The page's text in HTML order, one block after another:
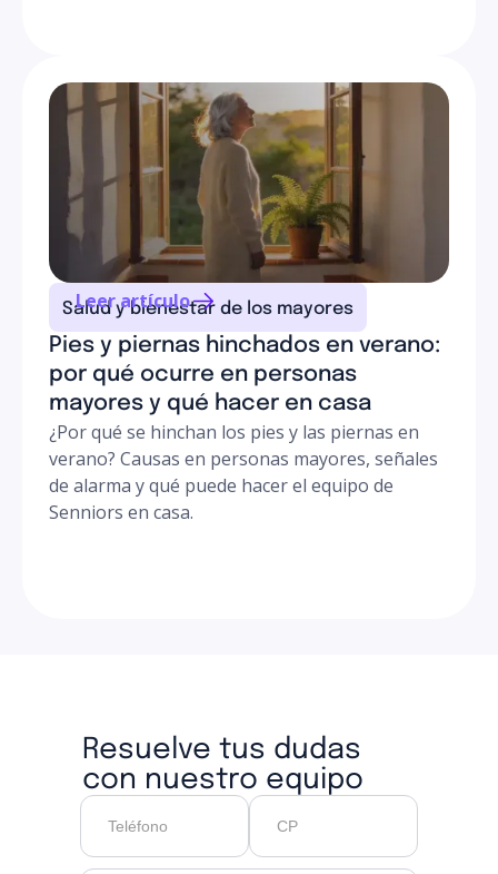
Salud y bienestar de los mayores
Pies y piernas hinchados en verano:
por qué ocurre en personas
mayores y qué hacer en casa
¿Por qué se hinchan los pies y las piernas en
verano? Causas en personas mayores, señales
de alarma y qué puede hacer el equipo de
Senniors en casa.
Leer artículo
Resuelve tus dudas
con nuestro equipo